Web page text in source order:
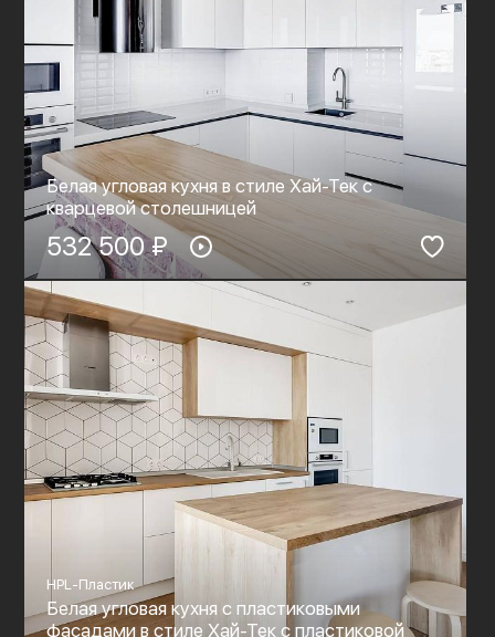
Белая угловая кухня в стиле Хай-Тек с
кварцевой столешницей
532 500 ₽
HPL-Пластик
Белая угловая кухня с пластиковыми
фасадами в стиле Хай-Тек с пластиковой